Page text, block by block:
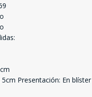
Presentación: En blíster